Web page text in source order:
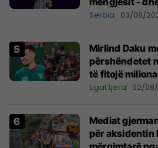
shpall gjendjen
Serbia 03/08/
Mirlind Daku
përshëndetet
të fitojë
Ligat tjera 02/
Mediat
për aksidentin